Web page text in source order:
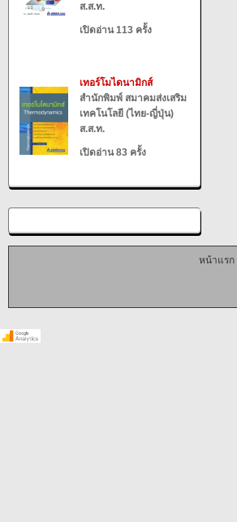
ส.ส.ท.
เปิดอ่าน 113 ครั้ง
เทอร์โมไดนามิกส์
สำนักพิมพ์ สมาคมส่งเสริม
เทคโนโลยี (ไทย-ญี่ปุ่น)
ส.ส.ท.
เปิดอ่าน 83 ครั้ง
หน้าแรก|